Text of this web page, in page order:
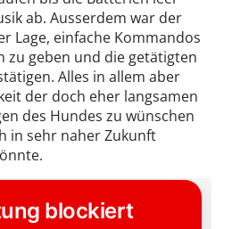
ab. Ausserdem war der
Lage, einfache Kommandos
zu geben und die getätigten
Alles in allem aber
der doch eher langsamen
des Hundes zu wünschen
in sehr naher Zukunft